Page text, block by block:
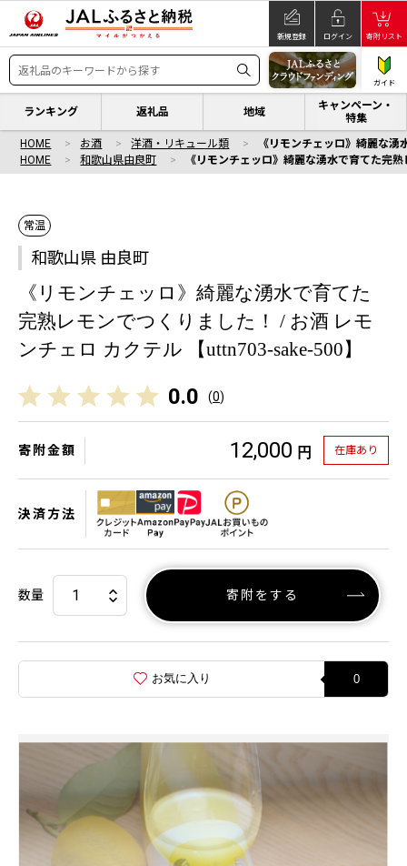
新規登録 ログイン 寄附リスト
ガイド
ランキング 返礼品 地域
キャンペーン・
特集
HOME お酒 洋酒・リキュール類
《リモンチェッロ》綺麗な
HOME
和歌山県由良町 《リモンチェッロ》綺麗な湧水で育てた完
常温
和歌山県 由良町
《リモンチェッロ》綺麗な湧水で育てた
完熟レモンでつくりました！ / お酒 レモ
ンチェロ カクテル 【uttn703-sake-500】
0.0 (0)
寄附金額 12,000 円 在庫あり
決済方法
数量 寄附をする
お気に入り 0